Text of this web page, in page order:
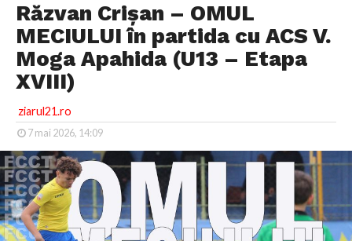
Răzvan Crișan – OMUL
MECIULUI în partida cu ACS V.
Moga Apahida (U13 – Etapa
XVIII)
ziarul21.ro
7 mai 2026, 14:09